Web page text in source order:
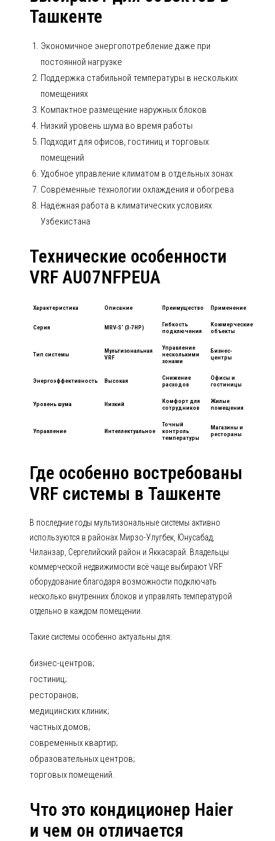
Ташкенте
Экономичное энергопотребление даже при
постоянной нагрузке
Поддержка стабильной температуры в нескольких
помещениях
Компактное размещение наружных блоков
Низкий уровень шума во время работы
Подходит для офисов, гостиниц и торговых
помещений
Удобное управление климатом в отдельных зонах
Современные технологии охлаждения и обогрева
Надёжная работа в климатических условиях
Узбекистана
Технические особенности
VRF AU07NFPEUA
Характеристика Описание Преимущество Применение
Серия MRV-S’ (3-7HP)
Гибкость
подключения
Коммерческие
объекты
Тип системы
Мультизональная
VRF
Управление
несколькими
зонами
Бизнес-
центры
Энергоэффективность Высокая
Снижение
расходов
Офисы и
гостиницы
Уровень шума Низкий
Комфорт для
сотрудников
Жилые
помещения
Управление Интеллектуальное
Точный
контроль
температуры
Магазины и
рестораны
Где особенно востребованы
VRF системы в Ташкенте
В последние годы мультизональные системы активно
используются в районах Мирзо-Улугбек, Юнусабад,
Чиланзар, Сергелийский район и Яккасарай. Владельцы
коммерческой недвижимости всё чаще выбирают VRF
оборудование благодаря возможности подключать
несколько внутренних блоков и управлять температурой
отдельно в каждом помещении.
Такие системы особенно актуальны для:
бизнес-центров;
гостиниц;
ресторанов;
медицинских клиник;
частных домов;
современных квартир;
образовательных центров;
торговых помещений.
Что это кондиционер Haier
и чем он отличается